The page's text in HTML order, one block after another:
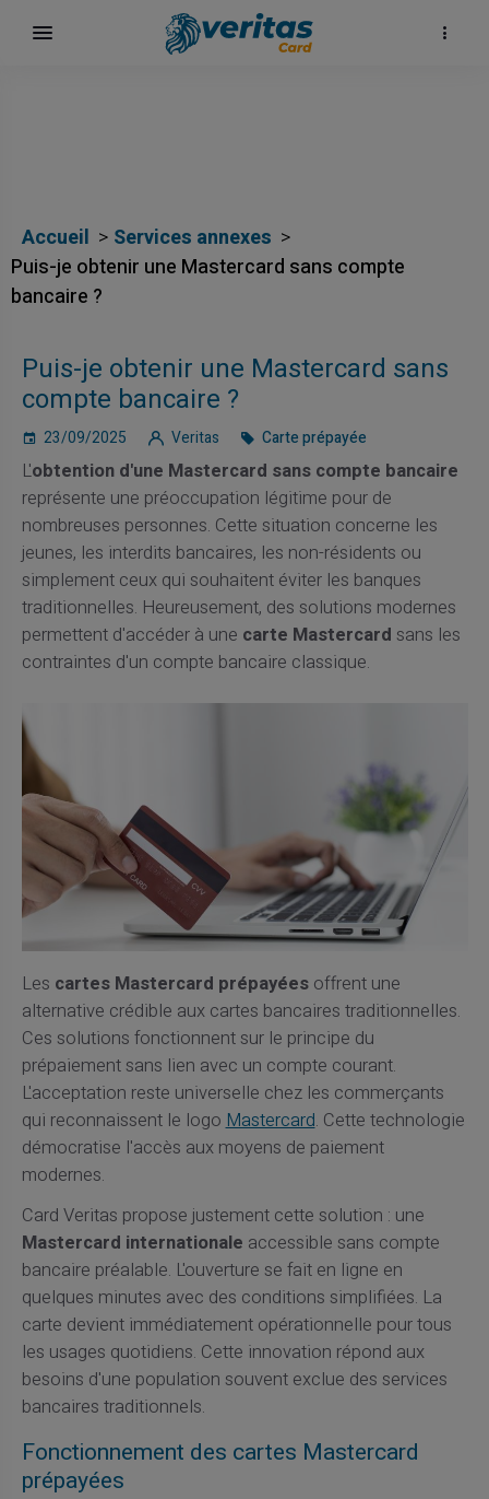
Accueil
Services annexes
Puis-je obtenir une Mastercard sans compte
bancaire ?
Puis-je obtenir une Mastercard sans
compte bancaire ?
23/09/2025 Veritas Carte prépayée
L'obtention d'une Mastercard sans compte bancaire
représente une préoccupation légitime pour de
nombreuses personnes. Cette situation concerne les
jeunes, les interdits bancaires, les non-résidents ou
simplement ceux qui souhaitent éviter les banques
traditionnelles. Heureusement, des solutions modernes
permettent d'accéder à une carte Mastercard sans les
contraintes d'un compte bancaire classique.
Les cartes Mastercard prépayéesoffrent une
alternative crédible aux cartes bancaires traditionnelles.
Ces solutions fonctionnent sur le principe du
prépaiement sans lien avec un compte courant.
L'acceptation reste universelle chez les commerçants
qui reconnaissent le logoMastercard. Cette technologie
démocratise l'accès aux moyens de paiement
modernes.
Card Veritas propose justement cette solution : une
Mastercard internationale accessible sans compte
bancaire préalable. L'ouverture se fait en ligne en
quelques minutes avec des conditions simplifiées. La
carte devient immédiatement opérationnelle pour tous
les usages quotidiens. Cette innovation répond aux
besoins d'une population souvent exclue des services
bancaires traditionnels.
Fonctionnement des cartes Mastercard
prépayées